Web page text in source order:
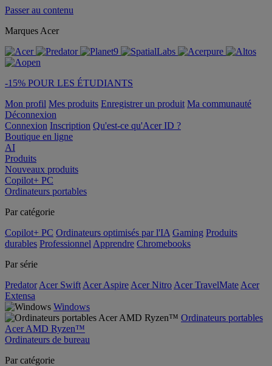
Passer au contenu
Marques Acer
-15% POUR LES ÉTUDIANTS
Mon profil Mes produits Enregistrer un produit Ma communauté
Déconnexion
Connexion Inscription Qu'est-ce qu'Acer ID ?
Boutique en ligne
AI
Produits
Nouveaux produits
Copilot+ PC
Ordinateurs portables
Par catégorie
Copilot+ PC Ordinateurs optimisés par l'IA Gaming Produits
durables Professionnel Apprendre Chromebooks
Par série
Predator Acer Swift Acer Aspire Acer Nitro Acer TravelMate Acer
Extensa
Windows
Ordinateurs portables
Acer AMD Ryzen™
Ordinateurs de bureau
Par catégorie